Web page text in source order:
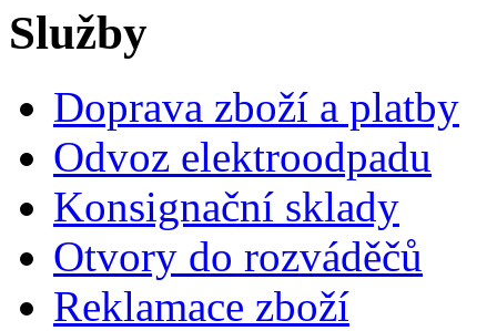
Služby
Doprava zboží a platby
Odvoz elektroodpadu
Konsignační sklady
Otvory do rozváděčů
Reklamace zboží